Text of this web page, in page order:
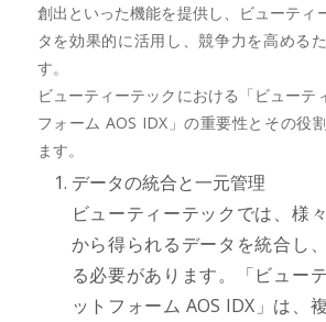
創出といった機能を提供し、ビューティ
タを効果的に活用し、競争力を高める
す。
ビューティーテックにおける「ビューテ
フォーム AOS IDX」の重要性とその役
ます。
データの統合と一元管理
ビューティーテックでは、様
から得られるデータを統合し
る必要があります。「ビュー
ットフォーム AOS IDX」は、